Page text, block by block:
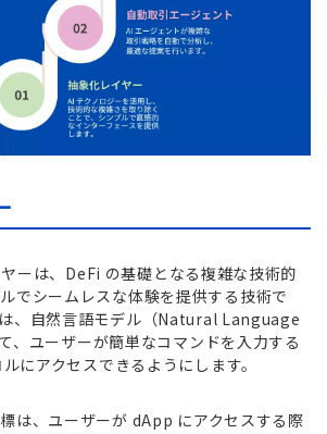
ーは、DeFi の基礎となる複雑な技術的
でシームレスな体験を提供する技術で
、自然言語モデル（Natural Language
、ユーザーが簡単なコマンドを入力する
にアクセスできるようにします。
は、ユーザーが dApp にアクセスする際